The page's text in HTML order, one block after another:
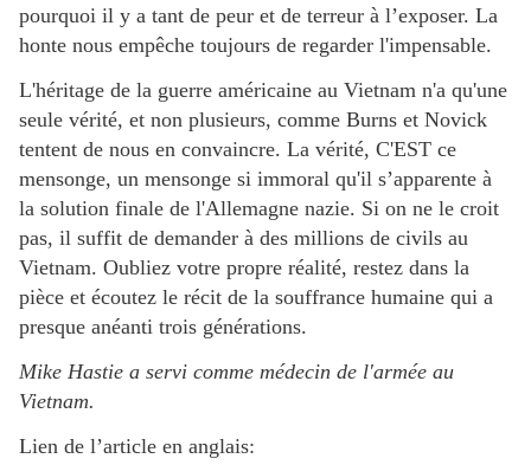
pourquoi il y a tant de peur et de terreur à l’exposer. La
honte nous empêche toujours de regarder l'impensable.
L'héritage de la guerre américaine au Vietnam n'a qu'une
seule vérité, et non plusieurs, comme Burns et Novick
tentent de nous en convaincre. La vérité, C'EST ce
mensonge, un mensonge si immoral qu'il s’apparente à
la solution finale de l'Allemagne nazie. Si on ne le croit
pas, il suffit de demander à des millions de civils au
Vietnam. Oubliez votre propre réalité, restez dans la
pièce et écoutez le récit de la souffrance humaine qui a
presque anéanti trois générations.
Mike Hastie a servi comme médecin de l'armée au
Vietnam.
Lien de l’article en anglais: